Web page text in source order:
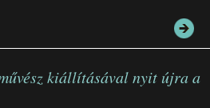
kiállításával nyit újra a